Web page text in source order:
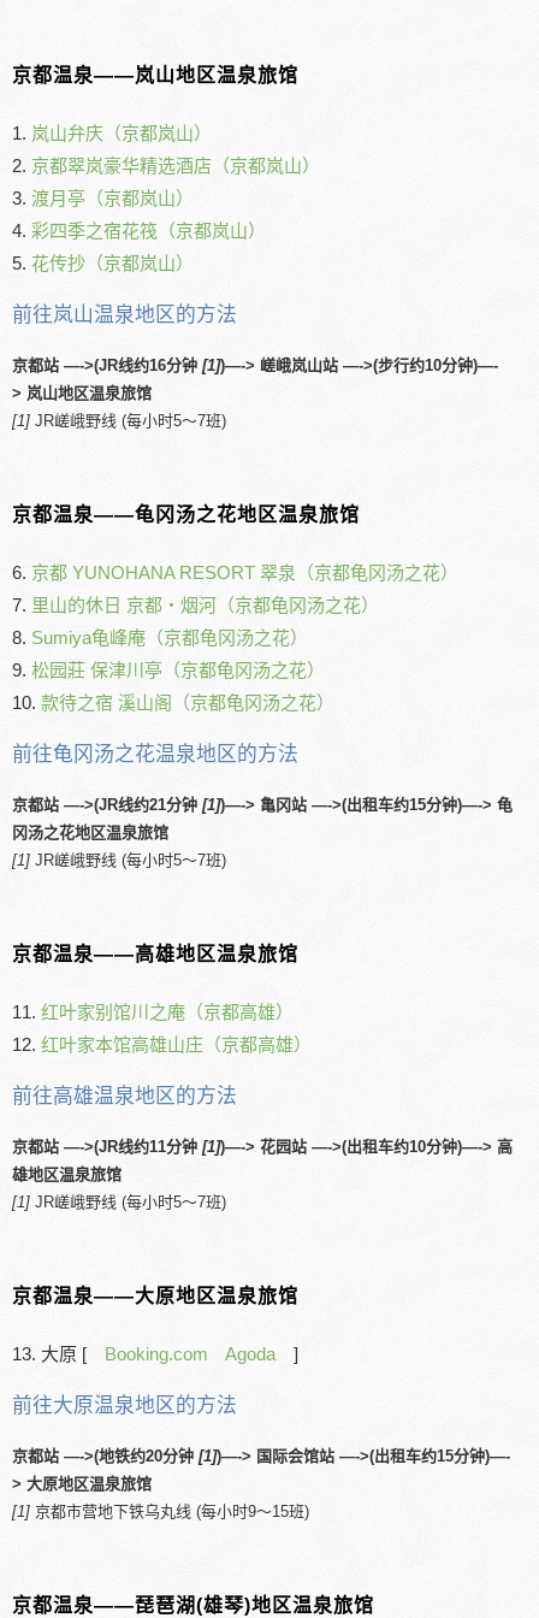
京都温泉――岚山地区温泉旅馆
1. 岚山弁庆（京都岚山）
2. 京都翠岚豪华精选酒店（京都岚山）
3. 渡月亭（京都岚山）
4. 彩四季之宿花筏（京都岚山）
5. 花传抄（京都岚山）
前往岚山温泉地区的方法
京都站 —->(JR线约16分钟 [1])—-> 嵯峨岚山站 —->(步行约10分钟)—-
> 岚山地区温泉旅馆
[1] JR嵯峨野线 (每小时5～7班)
京都温泉――龟冈汤之花地区温泉旅馆
6. 京都 YUNOHANA RESORT 翠泉（京都龟冈汤之花）
7. 里山的休日 京都・烟河（京都龟冈汤之花）
8. Sumiya龟峰庵（京都龟冈汤之花）
9. 松园莊 保津川亭（京都龟冈汤之花）
10. 款待之宿 溪山阁（京都龟冈汤之花）
前往龟冈汤之花温泉地区的方法
京都站 —->(JR线约21分钟 [1])—-> 亀冈站 —->(出租车约15分钟)—-> 龟
冈汤之花地区温泉旅馆
[1] JR嵯峨野线 (每小时5～7班)
京都温泉――高雄地区温泉旅馆
11. 红叶家别馆川之庵（京都高雄）
12. 红叶家本馆高雄山庄（京都高雄）
前往高雄温泉地区的方法
京都站 —->(JR线约11分钟 [1])—-> 花园站 —->(出租车约10分钟)—-> 高
雄地区温泉旅馆
[1] JR嵯峨野线 (每小时5～7班)
京都温泉――大原地区温泉旅馆
13. 大原 [ Booking.com Agoda ]
前往大原温泉地区的方法
京都站 —->(地铁约20分钟 [1])—-> 国际会馆站 —->(出租车约15分钟)—-
> 大原地区温泉旅馆
[1] 京都市营地下铁乌丸线 (每小时9～15班)
京都温泉――琵琶湖(雄琴)地区温泉旅馆